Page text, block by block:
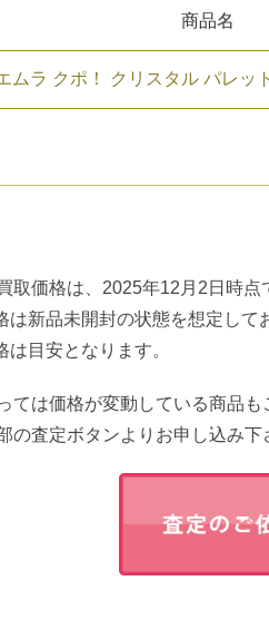
商品名
ムラ クポ！ クリスタル パレッ
取価格は、2025年12月2日時点
は新品未開封の状態を想定して
目安となります。
ては価格が変動している商品
の査定ボタンよりお申し込み下